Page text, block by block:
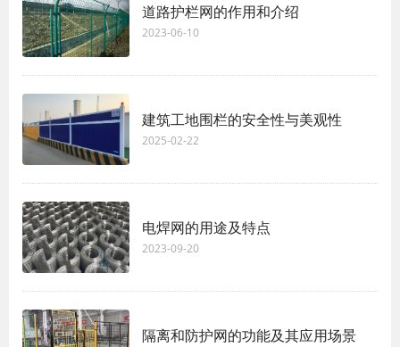
道路护栏网的作用和介绍
2023-06-10
建筑工地围栏的安全性与美观性
2025-02-22
电焊网的用途及特点
2023-09-20
隔离和防护网的功能及其应用场景